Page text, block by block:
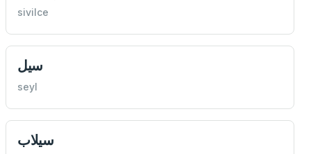
sivilce
سيل
seyl
سيلاب